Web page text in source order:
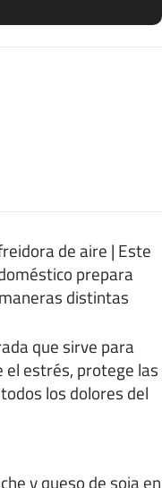
de aire | Este
prepara
distintas
que sirve para
el estrés, protege las
los dolores del
y queso de soja en